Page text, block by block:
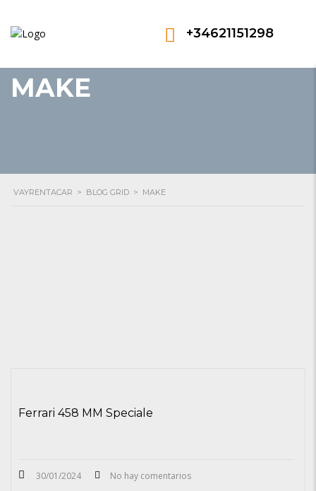
+34621151298
MAKE
VAYRENTACAR > BLOG GRID > MAKE
Ferrari 458 MM Speciale
30/01/2024 No hay comentarios